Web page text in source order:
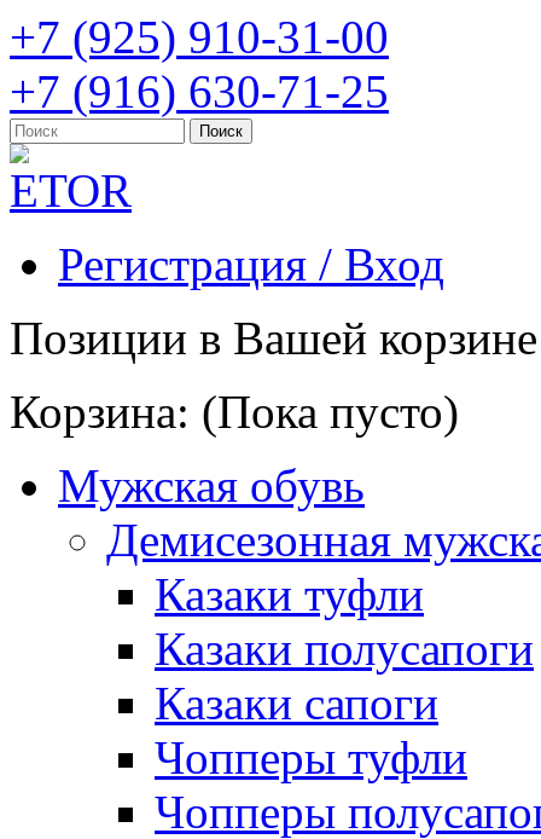
+7 (925) 910-31-00
+7 (916) 630-71-25
Регистрация / Вход
Позиции в Вашей
Корзина: (Пока пусто)
Мужская обувь
Демисезонная
Казаки туфли
Казаки полусапоги
Казаки сапоги
Чопперы туфли
Чопперы